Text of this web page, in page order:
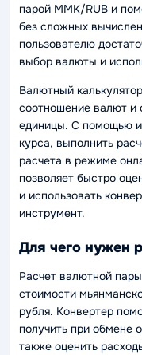
парой MMK/RUB и
без сложных
пользователю
выбор валюты и
Валютный
соотношение валют и
единицы. С помощью
курса, выполнить
расчета в режиме
позволяет быстро
и использовать
инструмент.
Для чего нужен
Расчет валютной
стоимости
рубля. Конвертер
получить при обмене
также оценить